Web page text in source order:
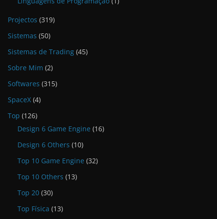
Projectos (319)
Sistemas (50)
Sistemas de Trading (45)
Sobre Mim (2)
Softwares (315)
SpaceX (4)
Top (126)
Design 6 Game Engine (16)
Design 6 Others (10)
Top 10 Game Engine (32)
Top 10 Others (13)
Top 20 (30)
Top Física (13)